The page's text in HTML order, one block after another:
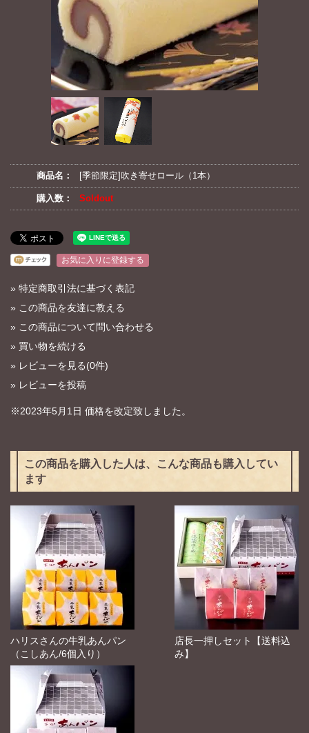
商品名： [季節限定]吹き寄せロール（1本）
購入数： Soldout
お気に入りに登録する
» 特定商取引法に基づく表記
» この商品を友達に教える
» この商品について問い合わせる
» 買い物を続ける
» レビューを見る(0件)
» レビューを投稿
※2023年5月1日 価格を改定致しました。
この商品を購入した人は、こんな商品も購入してい
ます
ハリスさんの牛乳あんパン
（こしあん/6個入り）
店長一押しセット【送料込
み】